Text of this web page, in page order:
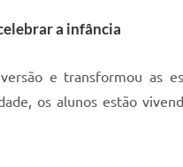
a infância
e transformou as
os alunos estão